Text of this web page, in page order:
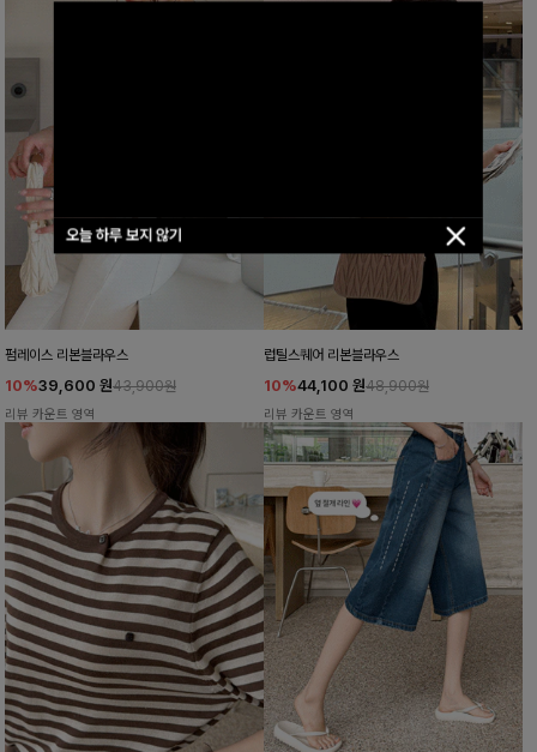
오늘 하루 보지 않기
펌레이스 리본블라우스
10%39,600 원43,900원
리뷰 카운트 영역
럽틸스퀘어 리본블라우스
10%44,100 원48,900원
리뷰 카운트 영역